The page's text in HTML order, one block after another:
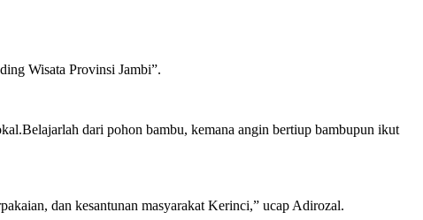
Wisata Provinsi Jambi”.
dari pohon bambu, kemana angin bertiup bambupun ikut
dan kesantunan masyarakat Kerinci,” ucap Adirozal.